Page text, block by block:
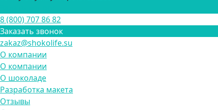
8 (800) 707 86 82
Заказать звонок
zakaz@shokolife.su
О компании
О компании
О шоколаде
Разработка макета
Отзывы